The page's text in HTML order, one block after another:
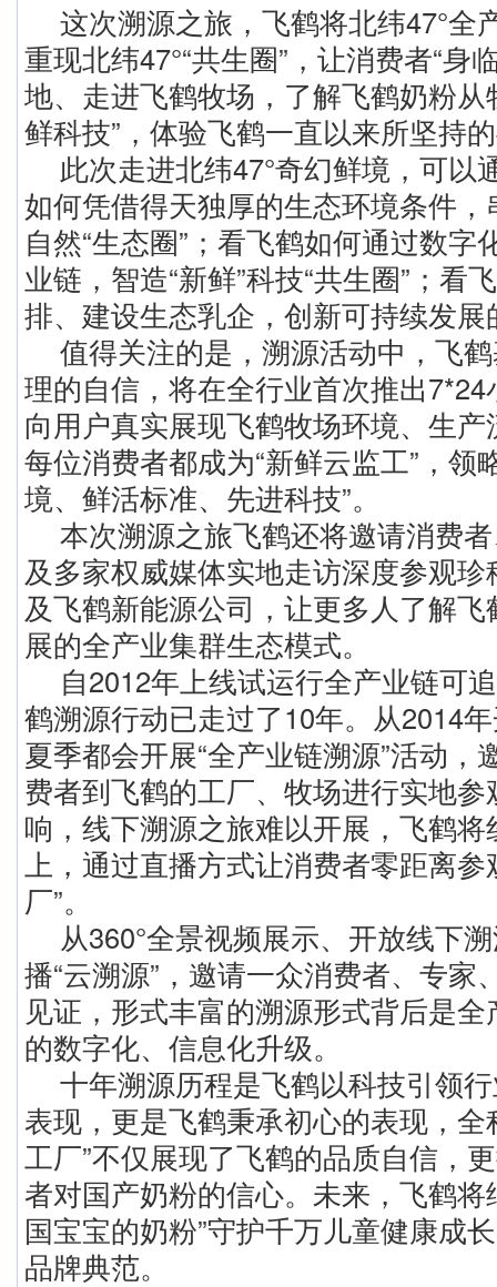
这次溯源之旅，飞鹤将北纬47°全
重现北纬47°“共生圈”，让消费者“身
地、走进飞鹤牧场，了解飞鹤奶粉从
鲜科技”，体验飞鹤一直以来所坚持
此次走进北纬47°奇幻鲜境，可以
如何凭借得天独厚的生态环境条件
自然“生态圈”；看飞鹤如何通过数字
业链，智造“新鲜”科技“共生圈”；看
排、建设生态乳企，创新可持续发展
值得关注的是，溯源活动中，飞
理的自信，将在全行业首次推出
向用户真实展现飞鹤牧场环境、生
每位消费者都成为“新鲜云监工”，领
境、鲜活标准、先进科技”。
本次溯源之旅飞鹤还将邀请消费
及多家权威媒体实地走访深度参观
及飞鹤新能源公司，让更多人了解
展的全产业集群生态模式。
自2012年上线试运行全产业链可
鹤溯源行动已走过了10年。从2014
夏季都会开展“全产业链溯源”活动，
费者到飞鹤的工厂、牧场进行实地
响，线下溯源之旅难以开展，飞鹤将
上，通过直播方式让消费者零距离
厂”。
从360°全景视频展示、开放线下
播“云溯源”，邀请一众消费者、专家
见证，形式丰富的溯源形式背后是
的数字化、信息化升级。
十年溯源历程是飞鹤以科技引领
表现，更是飞鹤秉承初心的表现，全
工厂”不仅展现了飞鹤的品质自信，
者对国产奶粉的信心。未来，飞鹤将
国宝宝的奶粉”守护千万儿童健康成
品牌典范。